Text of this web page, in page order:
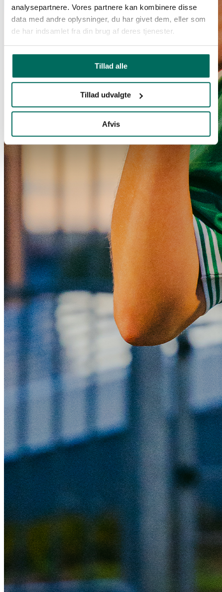
analysepartnere. Vores partnere kan kombinere disse
data med andre oplysninger, du har givet dem, eller som
de har indsamlet fra din brug af deres tjenester.
Tillad alle
Tillad udvalgte
Afvis